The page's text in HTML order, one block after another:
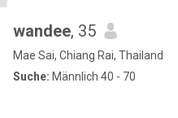
wandee, 35
Mae Sai, Chiang Rai, Thailand
Suche: Männlich 40 - 70